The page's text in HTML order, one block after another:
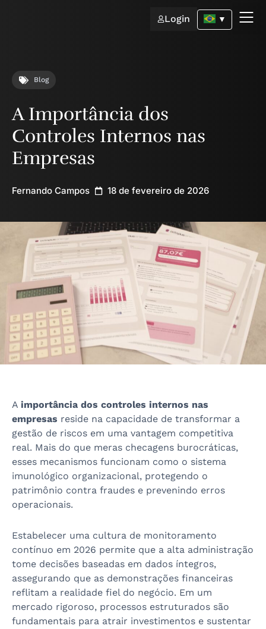
Login ▼
Blog
A Importância dos
Controles Internos nas
Empresas
Fernando Campos 18 de fevereiro de 2026
A importância dos controles internos nas
empresas reside na capacidade de transformar a
gestão de riscos em uma vantagem competitiva
real. Mais do que meras checagens burocráticas,
esses mecanismos funcionam como o sistema
imunológico organizacional, protegendo o
patrimônio contra fraudes e prevenindo erros
operacionais.
Estabelecer uma cultura de monitoramento
contínuo em 2026 permite que a alta administração
tome decisões baseadas em dados íntegros,
assegurando que as demonstrações financeiras
reflitam a realidade fiel do negócio. Em um
mercado rigoroso, processos estruturados são
fundamentais para atrair investimentos e sustentar